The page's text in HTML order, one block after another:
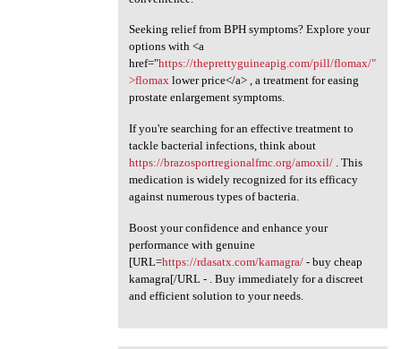
Seeking relief from BPH symptoms? Explore your
options with <a
href="https://theprettyguineapig.com/pill/flomax/"
>flomaxlower price</a> , a treatment for easing
prostate enlargement symptoms.
If you're searching for an effective treatment to
tackle bacterial infections, think about
https://brazosportregionalfmc.org/amoxil/. This
medication is widely recognized for its efficacy
against numerous types of bacteria.
Boost your confidence and enhance your
performance with genuine
[URL=https://rdasatx.com/kamagra/- buy cheap
kamagra[/URL - . Buy immediately for a discreet
and efficient solution to your needs.